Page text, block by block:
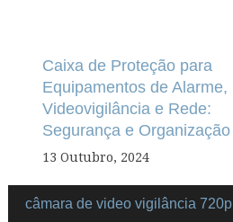
Caixa de Proteção para
Equipamentos de Alarme,
Videovigilância e Rede:
Segurança e Organização
13 Outubro, 2024
câmara de video vigilância 720p